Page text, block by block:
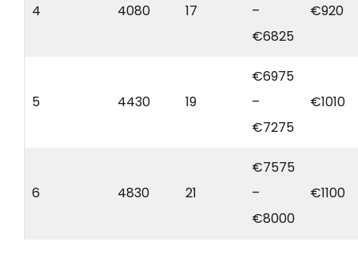
4 4080 17
–
€6825
€920
5 4430 19
€6975
–
€7275
€1010
6 4830 21
€7575
–
€8000
€1100